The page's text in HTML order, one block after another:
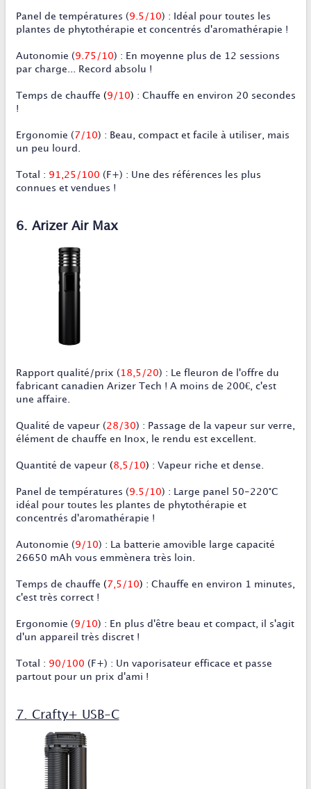
Panel de températures (9 .5/10) :
Idéal pour toutes les
plantes de phytothérapie et concentrés d'aromathérapie !
Autonomie (9.75/10) : En moyenne plus de 12 sessions
par charge... Record absolu !
Temps de chauffe (9/10) : Chauffe en environ 20 secondes
!
Ergonomie (7 /10) : Beau, compact et facile à utiliser, mais
un peu lourd.
Total : 91,25/100 (F+) : Une des références les plus
connues et vendues !
6. Arizer Air Max
Rapport qualité/prix ( 18,5/20) : Le fleuron de l'offre du
fabricant canadien Arizer Tech ! A moins de 200€, c'est
une affaire.
Qualité de vapeur (28/30) : Passage de la vapeur sur verre,
élément de chauffe en Inox, le rendu est excellent.
Quantité de vapeur(8,5/10) : Vapeur riche et dense.
Panel de températures (9 .5/10) : Large panel 50-220°C
idéal pour toutes les plantes de phytothérapie et
concentrés d'aromathérapie !
Autonomie (9/10) : La batterie amovible large capacité
26650 mAh vous emmènera très loin.
Temps de chauffe (7,5/10) : Chauffe en environ 1 minutes,
c'est très correct !
Ergonomie (9 /10) : En plus d'être beau et compact, il s'agit
d'un appareil très discret !
Total : 90/100 (F+) : Un vaporisateur efficace et passe
partout pour un prix d'ami !
7. Crafty+ USB-C